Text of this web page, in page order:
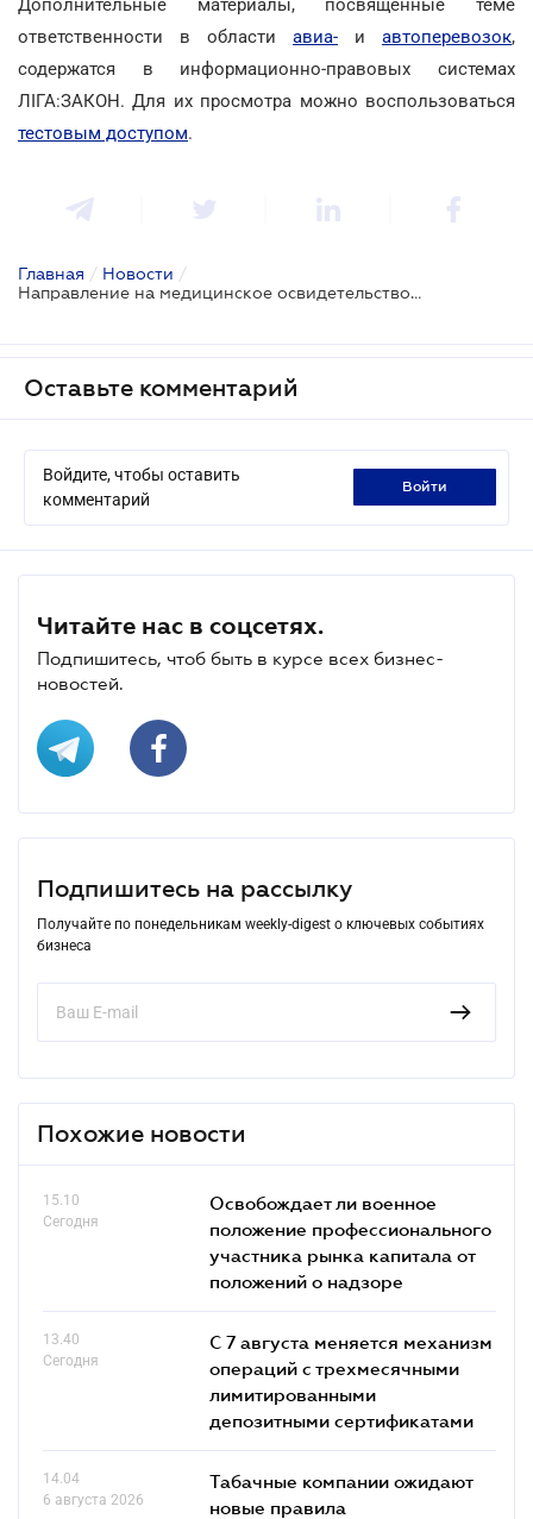
Дополнительные материалы, посвященные теме
ответственности в области авиа- и автоперевозок,
содержатся в информационно-правовых системах
ЛІГА:ЗАКОН. Для их просмотра можно воспользоваться
тестовым доступом.
Главная / Новости /
Направление на медицинское освидетельствование. Что нужно знать водителю?
Оставьте комментарий
Войдите, чтобы оставить
комментарий
войти
Читайте нас в соцсетях.
Подпишитесь, чтоб быть в курсе всех бизнес-
новостей.
Подпишитесь на рассылку
Получайте по понедельникам weekly-digest о ключевых событиях
бизнеса
Похожие новости
15.10
Сегодня
Освобождает ли военное
положение профессионального
участника рынка капитала от
положений о надзоре
13.40
Сегодня
С 7 августа меняется механизм
операций с трехмесячными
лимитированными
депозитными сертификатами
14.04
6 августа 2026
Табачные компании ожидают
новые правила